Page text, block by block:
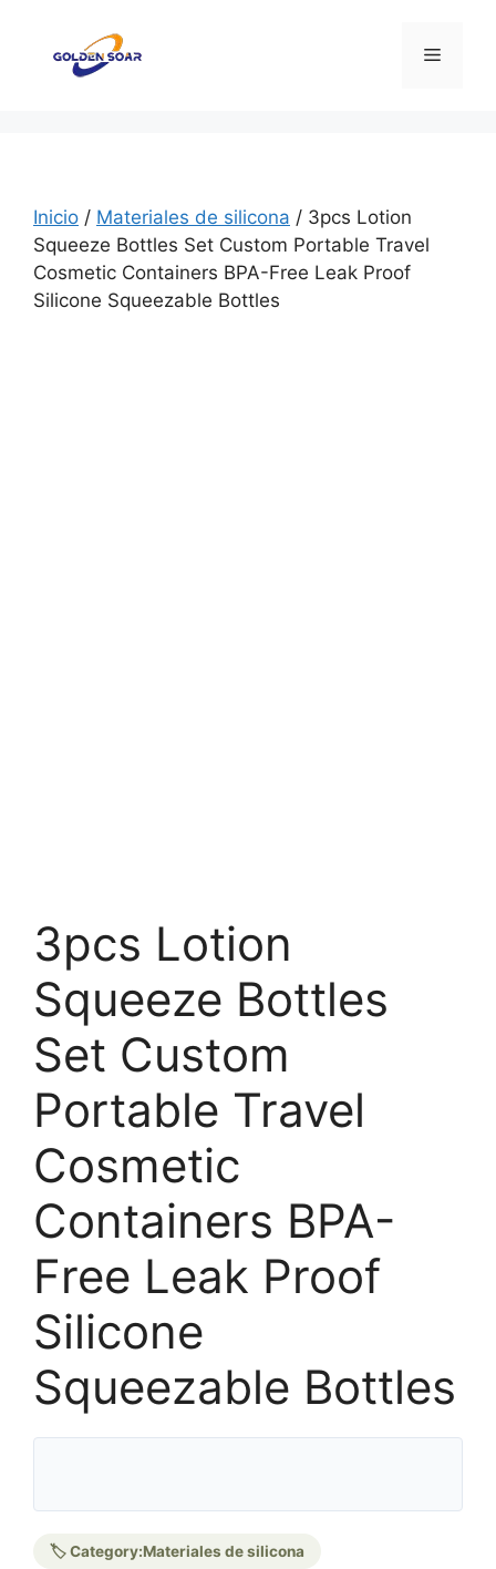
contenido
Menú
Inicio / Materiales de silicona / 3pcs Lotion
Squeeze Bottles Set Custom Portable Travel
Cosmetic Containers BPA-Free Leak Proof
Silicone Squeezable Bottles
3pcs Lotion
Squeeze Bottles
Set Custom
Portable Travel
Cosmetic
Containers BPA-
Free Leak Proof
Silicone
Squeezable Bottles
🏷️ Category:Materiales de silicona